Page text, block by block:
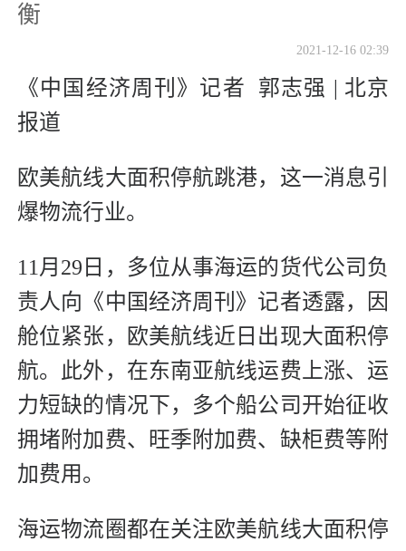
衡
2021-12-16 02:39
《中国经济周刊》记者 郭志强 | 北京
报道
欧美航线大面积停航跳港，这一消息引
爆物流行业。
11月29日，多位从事海运的货代公司负
责人向《中国经济周刊》记者透露，因
舱位紧张，欧美航线近日出现大面积停
航。此外，在东南亚航线运费上涨、运
力短缺的情况下，多个船公司开始征收
拥堵附加费、旺季附加费、缺柜费等附
加费用。
海运物流圈都在关注欧美航线大面积停